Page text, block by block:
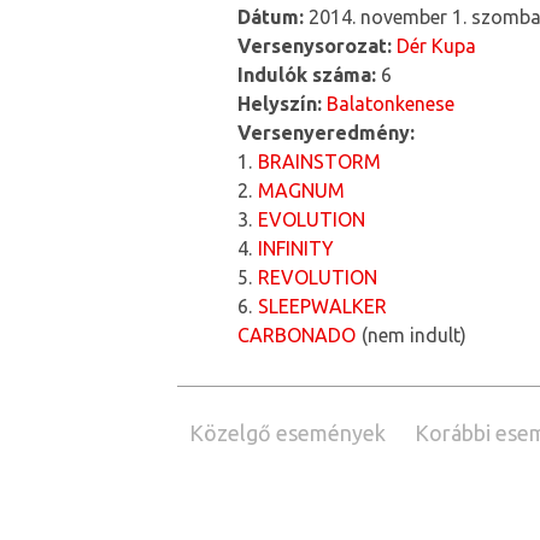
Dátum: 2014. november 1.
Versenysorozat: Dér Kupa
Indulók száma: 6
Helyszín: Balatonkenese
Versenyeredmény:
1
BRAINSTORM
2 MAGNUM
3 EVOLUTION
4 INFINITY
5 REVOLUTION
6 SLEEPWALKER
CARBONADO
nem indult
Közelgő események Korábbi